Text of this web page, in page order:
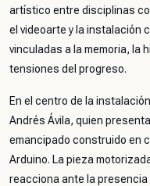
artístico entre disciplinas
el videoarte y la instalación
vinculadas a la memoria, la
tensiones del progreso.
En el centro de la
Andrés Ávila, quien
emancipado construido en
Arduino. La pieza
reacciona ante la